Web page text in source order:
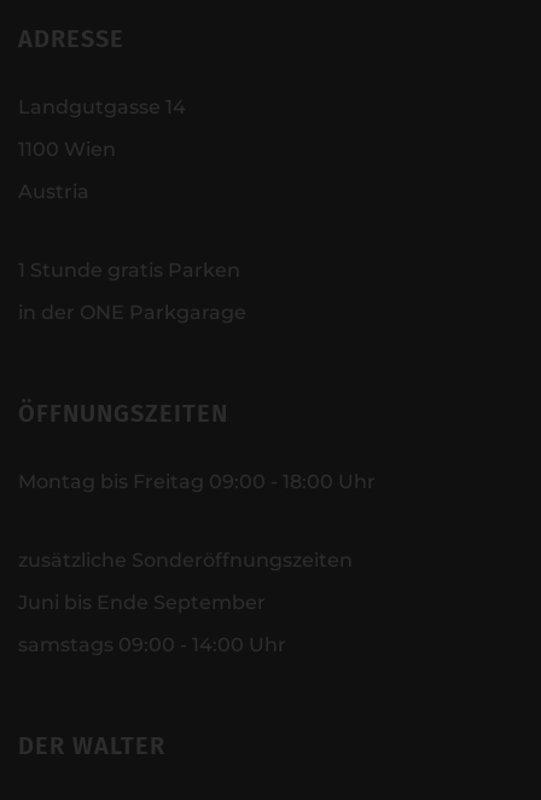
ADRESSE
Landgutgasse 14
1100 Wien
Austria
1 Stunde gratis Parken
in der ONE Parkgarage
ÖFFNUNGSZEITEN
Montag bis Freitag 09:00 - 18:00 Uhr
zusätzliche Sonderöffnungszeiten
Juni bis Ende September
samstags 09:00 - 14:00 Uhr
DER WALTER